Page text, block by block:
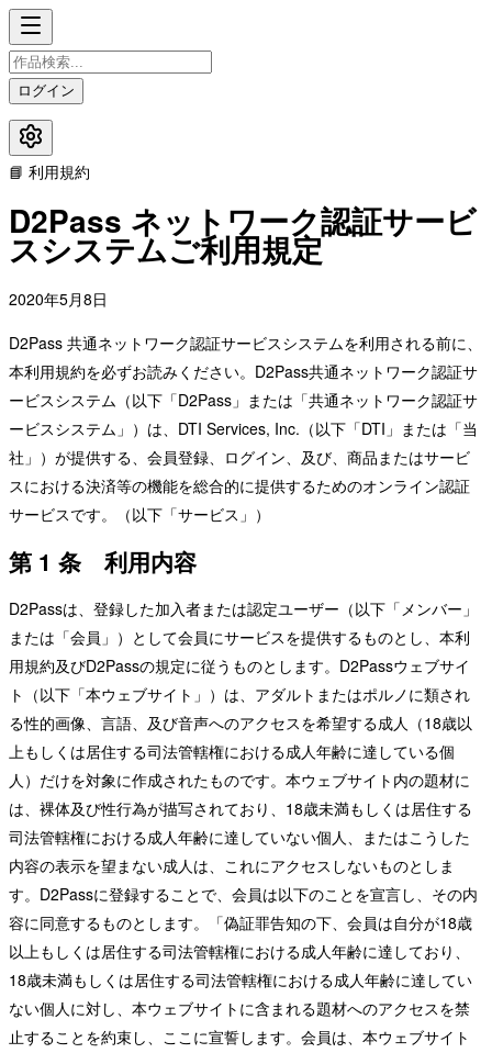
ログイン
📘 利用規約
D2Pass ネットワーク認証サービ
スシステムご利用規定
2020年5月8日
D2Pass 共通ネットワーク認証サービスシステムを利用される前に、
本利用規約を必ずお読みください。D2Pass共通ネットワーク認証サ
ービスシステム（以下「D2Pass」または「共通ネットワーク認証サ
ービスシステム」）は、DTI Services, Inc.（以下「DTI」または「当
社」）が提供する、会員登録、ログイン、及び、商品またはサービ
スにおける決済等の機能を総合的に提供するためのオンライン認証
サービスです。（以下「サービス」）
第 1 条 利用内容
D2Passは、登録した加入者または認定ユーザー（以下「メンバー」
または「会員」）として会員にサービスを提供するものとし、本利
用規約及びD2Passの規定に従うものとします。D2Passウェブサイ
ト（以下「本ウェブサイト」）は、アダルトまたはポルノに類され
る性的画像、言語、及び音声へのアクセスを希望する成人（18歳以
上もしくは居住する司法管轄権における成人年齢に達している個
人）だけを対象に作成されたものです。本ウェブサイト内の題材に
は、裸体及び性行為が描写されており、18歳未満もしくは居住する
司法管轄権における成人年齢に達していない個人、またはこうした
内容の表示を望まない成人は、これにアクセスしないものとしま
す。D2Passに登録することで、会員は以下のことを宣言し、その内
容に同意するものとします。「偽証罪告知の下、会員は自分が18歳
以上もしくは居住する司法管轄権における成人年齢に達しており、
18歳未満もしくは居住する司法管轄権における成人年齢に達してい
ない個人に対し、本ウェブサイトに含まれる題材へのアクセスを禁
止することを約束し、ここに宣誓します。会員は、本ウェブサイト